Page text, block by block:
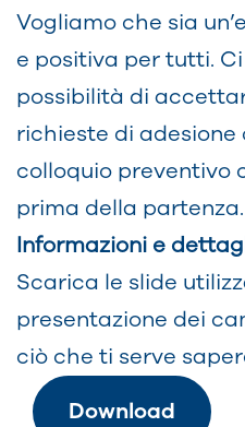
Vogliamo che sia
e positiva per tutti.
possibilità di
richieste di adesione
colloquio preventivo
prima della partenza.
Informazioni e
Scarica le slide
presentazione dei
ciò che ti serve
Download